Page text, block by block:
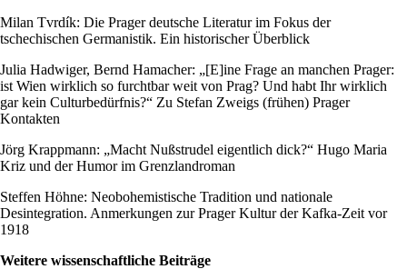
Milan Tvrdík: Die Prager deutsche Literatur im Fokus der
tschechischen Germanistik. Ein historischer Überblick
Julia Hadwiger, Bernd Hamacher: „[E]ine Frage an manchen Prager:
ist Wien wirklich so furchtbar weit von Prag? Und habt Ihr wirklich
gar kein Culturbedürfnis?“ Zu Stefan Zweigs (frühen) Prager
Kontakten
Jörg Krappmann: „Macht Nußstrudel eigentlich dick?“ Hugo Maria
Kriz und der Humor im Grenzlandroman
Steffen Höhne: Neobohemistische Tradition und nationale
Desintegration. Anmerkungen zur Prager Kultur der Kafka-Zeit vor
1918
Weitere wissenschaftliche Beiträge